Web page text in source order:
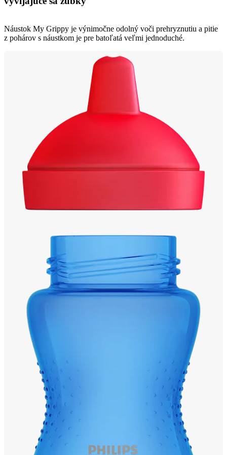
Náustok My Grippy je výnimočne odolný voči prehryznutiu a pitie
z pohárov s náustkom je pre batoľatá veľmi jednoduché.